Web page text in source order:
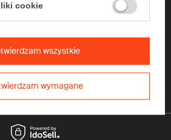
o promocjach i ofertach z
cookie
wymagane
wszystkie